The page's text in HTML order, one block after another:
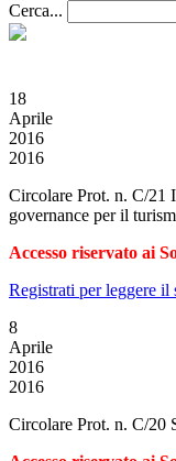
Cerca...
18
Aprile
2016
2016
Circolare Prot. n. C/
governance per il
Accesso riservato ai
Registrati per leggere il
8
Aprile
2016
2016
Circolare Prot. n. C/20